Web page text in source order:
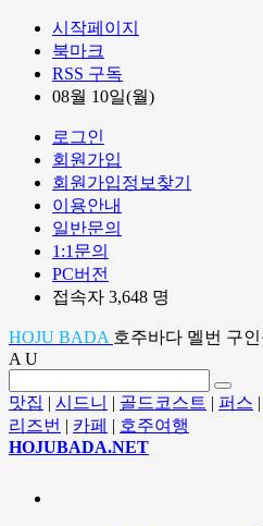
시작페이지
북마크
RSS 구독
08월 10일(월)
로그인
회원가입
회원가입정보찾기
이용안내
일반문의
1:1문의
PC버전
접속자 3,648 명
HOJU BADA 호주바다 멜번 구
A U
맛집 | 시드니 | 골드코스트 | 퍼스 |
리즈번 | 카페 | 호주여행
HOJUBADA.NET